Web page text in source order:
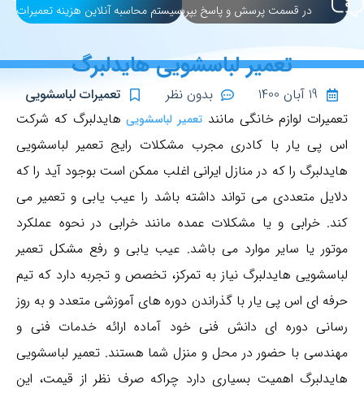
در قسمت پرسش و پاسخ بپرسیدسیستم محاسبه آنلاین هزینه تعمیرات
تعمیر لباسشویی هایدلبرگ
19 آبان 1400 بدون نظر
تعمیرات لباسشویی
تعمیرات لوازم خانگی مانند تعمیر لباسشوییهایدلبرگ که شرکت
اس پی یار با کادری مجرب مشکلات رایج تعمیر لباسشویی
هایدلبرگ را که در منازل ایرانی اغلب ممکن است بوجود آید را که
دلایل متعددی می تواند داشته باشد را عیب یابی و تعمیر می
کند. خرابی و یا مشکلات عمده مانند خرابی در نحوه عملکرد
موتور یا سایر موارد می باشد. عیب یابی و رفع مشکل تعمیر
لباسشویی هایدلبرگ نیاز به تمرکز، تخصص و تجربه دارد که تیم
حرفه ای اس پی یار با گذراندن دوره های آموزشی متعدد و به روز
رسانی دوره ای دانش فنی خود آماده ارائه خدمات فنی و
مهندسی با حضور در محل و منزل شما هستند. تعمیر لباسشویی
هایدلبرگ اهمیت بسیاری دارد چراکه صرف نظر از قیمت، این